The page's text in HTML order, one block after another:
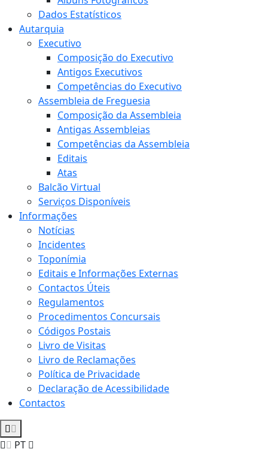
Dados Estatísticos
Autarquia
Executivo
Composição do Executivo
Antigos Executivos
Competências do Executivo
Assembleia de Freguesia
Composição da Assembleia
Antigas Assembleias
Competências da Assembleia
Editais
Atas
Balcão Virtual
Serviços Disponíveis
Informações
Notícias
Incidentes
Toponímia
Editais e Informações Externas
Contactos Úteis
Regulamentos
Procedimentos Concursais
Códigos Postais
Livro de Visitas
Livro de Reclamações
Política de Privacidade
Declaração de Acessibilidade
Contactos
PT